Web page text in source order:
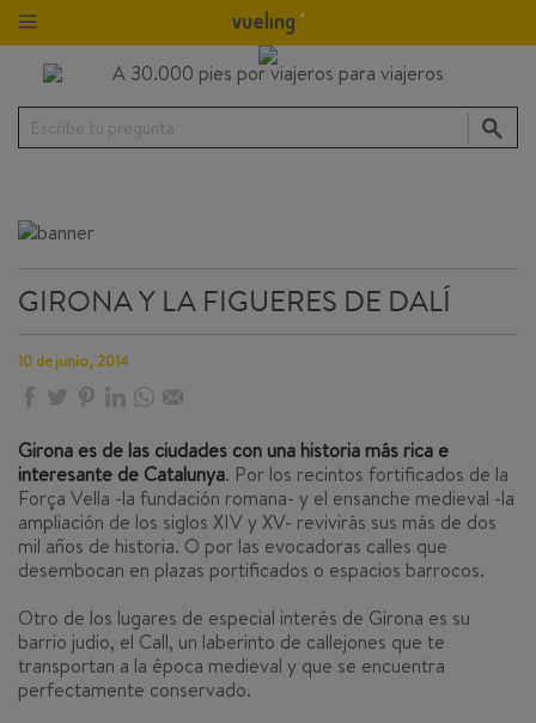
Escribe tu pregunta
GIRONA Y LA FIGUERES DE DALÍ
10 de junio, 2014
Girona es de las ciudades con una historia más rica e
interesante de Catalunya. Por los recintos fortificados de la
Força Vella -la fundación romana- y el ensanche medieval -la
ampliación de los siglos XIV y XV- revivirás sus más de dos
mil años de historia. O por las evocadoras calles que
desembocan en plazas portificados o espacios barrocos.
Otro de los lugares de especial interés de Girona es su
barrio judio, el Call, un laberinto de callejones que te
transportan a la época medieval y que se encuentra
perfectamente conservado.